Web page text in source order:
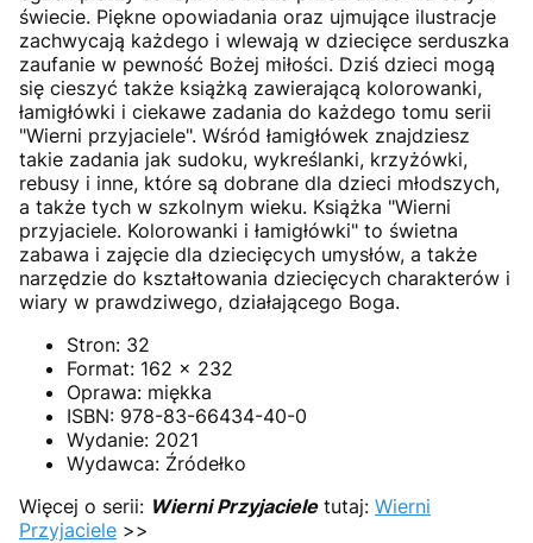
świecie. Piękne opowiadania oraz ujmujące ilustracje
zachwycają każdego i wlewają w dziecięce serduszka
zaufanie w pewność Bożej miłości. Dziś dzieci mogą
się cieszyć także książką zawierającą kolorowanki,
łamigłówki i ciekawe zadania do każdego tomu serii
"Wierni przyjaciele". Wśród łamigłówek znajdziesz
takie zadania jak sudoku, wykreślanki, krzyżówki,
rebusy i inne, które są dobrane dla dzieci młodszych,
a także tych w szkolnym wieku. Książka "Wierni
przyjaciele. Kolorowanki i łamigłówki" to świetna
zabawa i zajęcie dla dziecięcych umysłów, a także
narzędzie do kształtowania dziecięcych charakterów i
wiary w prawdziwego, działającego Boga.
Stron: 32
Format: 162 x 232
Oprawa: miękka
ISBN: 978-83-66434-40-0
Wydanie: 2021
Wydawca: Źródełko
Więcej o serii: Wierni Przyjacieletutaj: Wierni
Przyjaciele >>